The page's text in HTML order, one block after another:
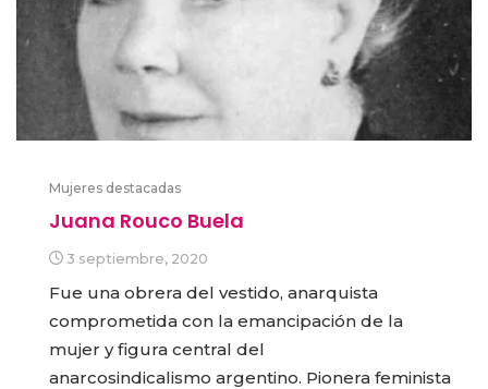
Mujeres destacadas
Juana Rouco Buela
3 septiembre, 2020
Fue una obrera del vestido, anarquista
comprometida con la emancipación de la
mujer y figura central del
anarcosindicalismo argentino. Pionera feminista